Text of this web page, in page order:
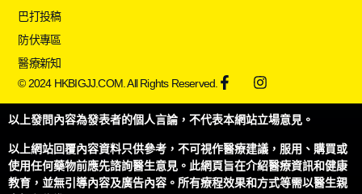
巴打投稿
防伏專區
醫療新知
© 2024 HKBIGJJ.COM. All Rights Reserved.
以上發問內容為發表者的個人言論，不代表本網站立場意見。
以上網站回覆內容資料只供參考，不可視作醫療建議，服用、購買或
使用任何藥物前應先諮詢醫生意見。此網頁旨在介紹醫療資訊和健康
教育，並無引導內容及廣告內容。所有療程效果和方式等需以醫生親